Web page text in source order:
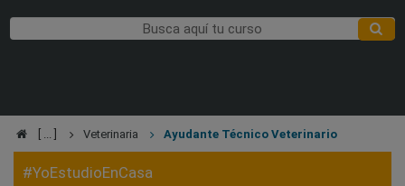
Veterinaria Ayudante Técnico Veterinario
#YoEstudioEnCasa